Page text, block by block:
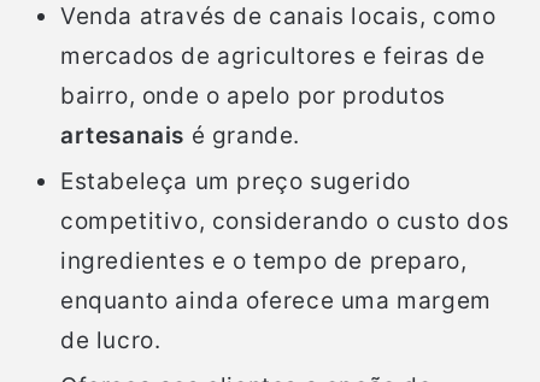
Venda através de canais locais, como
mercados de agricultores e feiras de
bairro, onde o apelo por produtos
artesanais é grande.
Estabeleça um preço sugerido
competitivo, considerando o custo dos
ingredientes e o tempo de preparo,
enquanto ainda oferece uma margem
de lucro.